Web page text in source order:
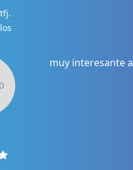
muy interesante